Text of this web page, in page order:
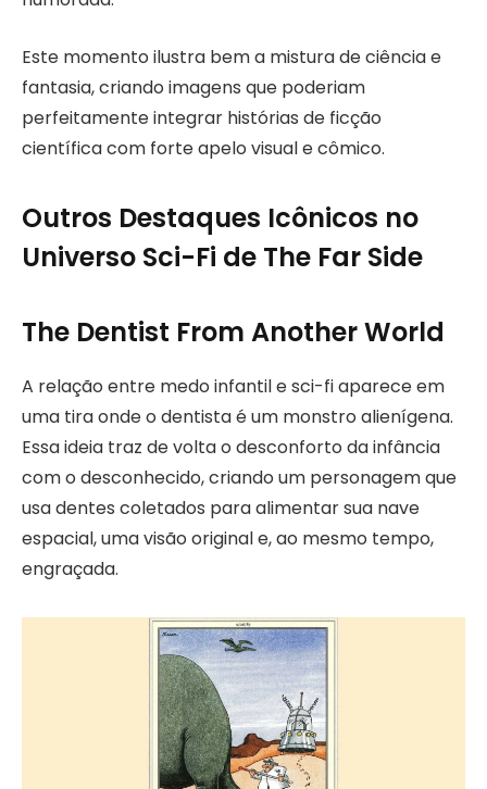
Este momento ilustra bem a mistura de ciência e
fantasia, criando imagens que poderiam
perfeitamente integrar histórias de ficção
científica com forte apelo visual e cômico.
Outros Destaques Icônicos no
Universo Sci-Fi de The Far Side
The Dentist From Another World
A relação entre medo infantil e sci-fi aparece em
uma tira onde o dentista é um monstro alienígena.
Essa ideia traz de volta o desconforto da infância
com o desconhecido, criando um personagem que
usa dentes coletados para alimentar sua nave
espacial, uma visão original e, ao mesmo tempo,
engraçada.